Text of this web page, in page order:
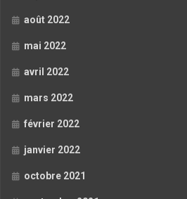
août 2022
mai 2022
avril 2022
mars 2022
février 2022
janvier 2022
octobre 2021